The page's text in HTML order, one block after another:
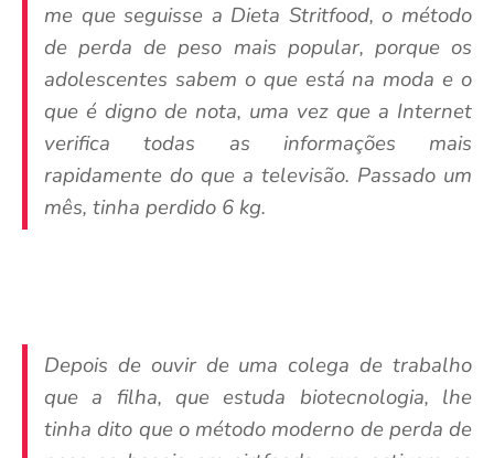
me que seguisse a Dieta Stritfood, o método
de perda de peso mais popular, porque os
adolescentes sabem o que está na moda e o
que é digno de nota, uma vez que a Internet
verifica todas as informações mais
rapidamente do que a televisão. Passado um
mês, tinha perdido 6 kg.
Depois de ouvir de uma colega de trabalho
que a filha, que estuda biotecnologia, lhe
tinha dito que o método moderno de perda de